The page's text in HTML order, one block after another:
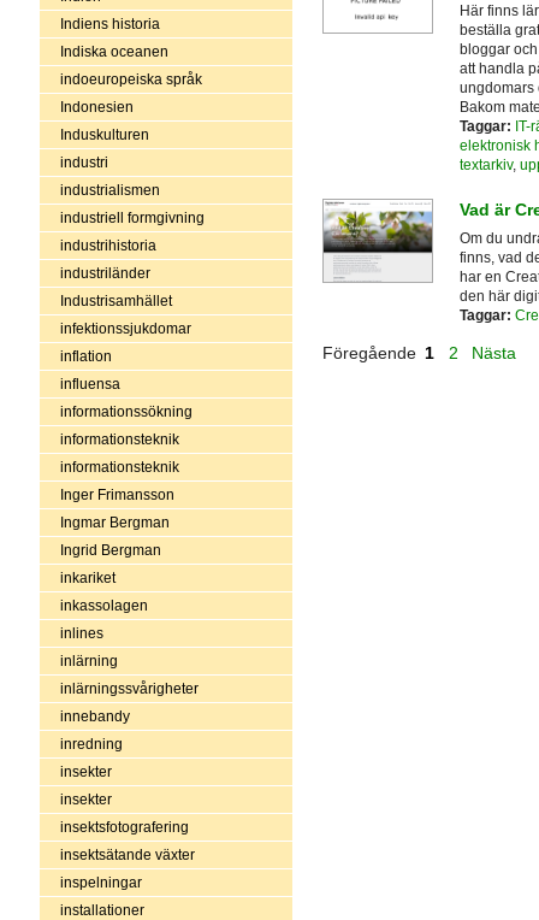
Indiens historia
Indiska oceanen
indoeuropeiska språk
Indonesien
Induskulturen
industri
industrialismen
industriell formgivning
industrihistoria
industriländer
Industrisamhället
infektionssjukdomar
inflation
influensa
informationssökning
informationsteknik
informationsteknik
Inger Frimansson
Ingmar Bergman
Ingrid Bergman
inkariket
inkassolagen
inlines
inlärning
inlärningssvårigheter
innebandy
inredning
insekter
insekter
insektsfotografering
insektsätande växter
inspelningar
installationer
Här finns
beställa
bloggar
att handla
ungdomars
Bakom
Taggar: IT-
elektronisk
textarkiv,
Vad är
Om du
finns, vad
har en
den här
Taggar:
Föregående 1 2 Nästa